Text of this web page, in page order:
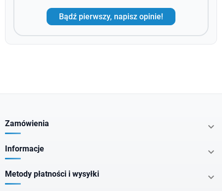
Bądź pierwszy, napisz opinie!
Zamówienia 
Informacje 
Metody płatności i wysyłki 